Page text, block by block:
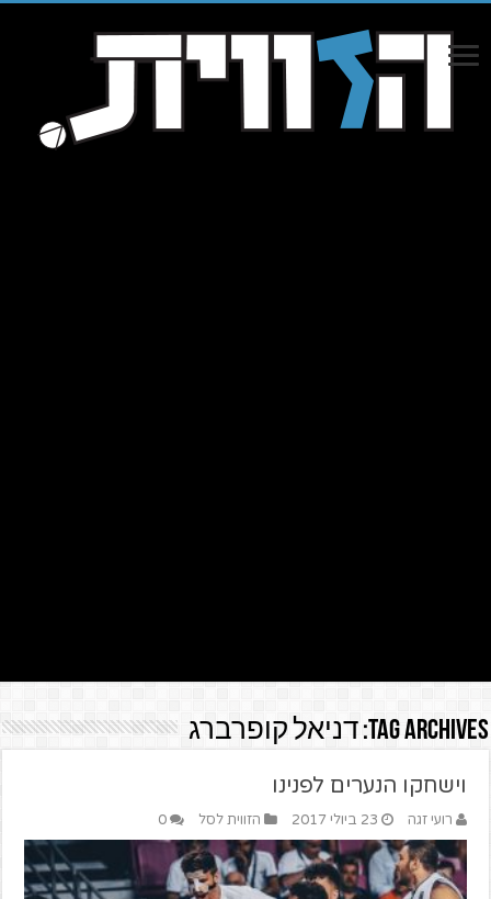
Tag Archives: דניאל קופרברג
וישחקו הנערים לפנינו
רועי זגה 23 ביולי 2017 הזווית לסל 0